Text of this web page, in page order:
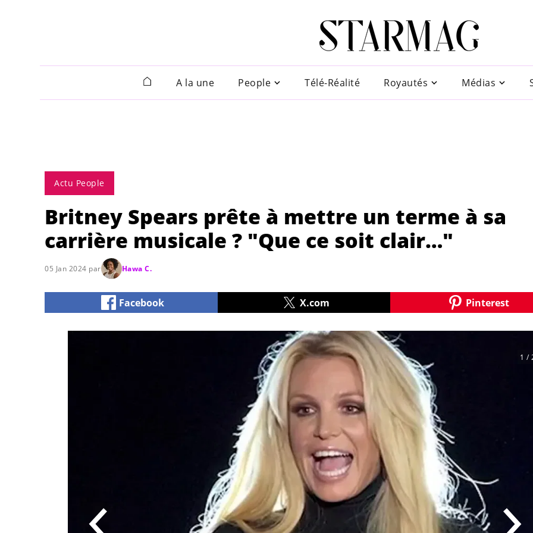
A la une People Télé-Réalité Royautés Médias
Actu People
Britney Spears prête à mettre un terme à sa
carrière musicale ? "Que ce soit clair…"
05 Jan 2024 par Hawa C.
Facebook X.com Pinterest
1 /